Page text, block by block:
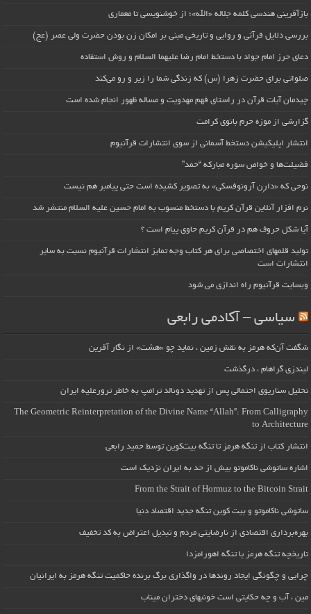
بازآفرینی هندسی کلمه جلاله «الله»؛ از خوشنویسی تا معماری
بررسی دلایل قرآنی و روایی و تاریخی مبنی بر امکان زن بودن حضرت ولی عصر (عج)
دعای حرز امام جواد با دستخط امام رضا علیهما السلام و روش استفاده
صلواتی برای حضرت زهرا (س) که زندگی شما را زیر و رو می‌کند
چیدمان آیات قرآن در راستای فهم مهدویت و مساله ظهور انجام شده است
گزارشی از موزه حرم بانوی کرامت
انتشار اپلیکیشن دستخط آسمانی از سوی انتشارات قرآنیوم
فضیلت‌ها و خواص سوره مبارکه “حمد”
نوحی که «دارِن آرونوفسکی» به تصویر کشیده است حتی پیامبر هم نیست
نرم افزار آنلاین قرآن کریم با دستخط منسوب به امام حسین علیه السلام منتشر شد
آیا شکل حروف هم در قرآن کریم حاوی پیام است ؟
تولید قلمهای اختصاصی برای هر کتاب وجه تمایز انتشارات قرآنیوم نسبت به سایر
انتشارات است
وبسایت قرآنیوم راه اندازی می شود
سیاسی – آکادمی رابعی
شگفت آن‌که هرمز به نقش زمین ، نماید چو «هشت» از نگار آفرین
لیندزی گراهام ، درگذشت
تحلیل سناریوی احتمالی پس از تهدید دونالد ترامپ به خاطر ترورعلیه ایران
The Geometric Reinterpretation of the Divine Name “Allah”: From Calligraphy
to Architecture
انتشار کتاب از تنگه هرمز تا تنگه بیت‌کوین توسط حمید رابعی
اشاره ساتوشی ناکاموتو بیش از حد به ایران نزدیک است
From the Strait of Hormuz to the Bitcoin Strait
ساتوشی ناکاموتو و بیت کوین تنگه جدید اقتصاد دنیا
بهره‌برداری اقتصادی از نارضایتی مردم و تبدیل اعتراض به کد تخفیف
تاریخچه تنگه هرمز یا تنگه اهورامزدا
چرایی و چگونگی ایجاد روندها در واگذاری برگ برنده حاکمیت تنگه هرمز به ایرانیان
مین ، آب و چه حکایتی است خونبهای دختران میناب